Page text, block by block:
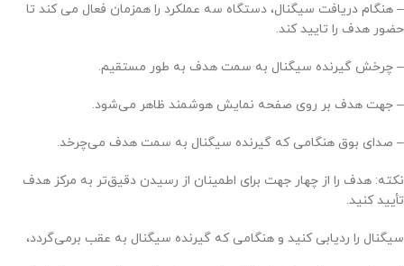
– هنگام دریافت سیگنال، دستگاه سه عملکرد را همزمان فعال می کند تا
حضور هدف را تایید کند.
– چرخش گیرنده سیگنال به سمت هدف به طور مستقیم.
– جهت هدف بر روی صفحه نمایش هوشمند ظاهر می‌شود.
– صدای بوق هنگامی که گیرنده سیگنال به سمت هدف می‌چرخد.
نکته: هدف را از چهار جهت برای اطمینان از رسیدن دقیق‌تر به مرکز هدف
تأیید کنید.
سیگنال را ردیابی کنید و هنگامی که گیرنده سیگنال به عقب برمی‌گردد،